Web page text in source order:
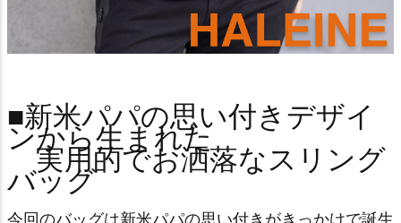
■新米パパの思い付きデザイ
ンから生まれた
実用的でお洒落なスリング
バッグ
今回のバッグは新米パパの思い付きがきっかけで誕生